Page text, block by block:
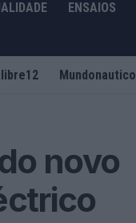
ENSAIOS
Mundonautico
novo